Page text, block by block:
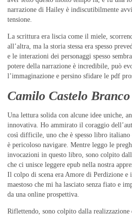
narrazione di Hailey è indiscutibilmente
tensione.
La scrittura era liscia come il miele,
all’altra, ma la storia stessa era spesso
e le interazioni dei personaggi spesso
potere della narrazione è incredibile, può
l’immaginazione e persino sfidare le pdf
Camilo Castelo
Una lettura solida con alcune idee uniche,
innovativa. Ho ammirato il coraggio
così difficile, uno che è spesso libro italiano
è pericoloso navigare. Mentre leggo le
invocazioni in questo libro, sono colpito
che ci unisce leggere epub nella nostra
Il colpo di scena era Amore di Perdizione e
maestoso che mi ha lasciato senza fiato e
da una online prospettiva.
Riflettendo, sono colpito dalla realizzazione